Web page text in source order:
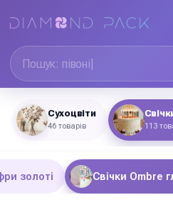
Сухоцвіти
46 товарів 113
золоті Свічки Ombre